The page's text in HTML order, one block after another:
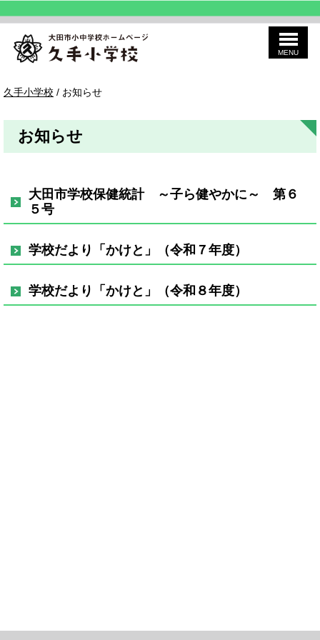
手
MENU
現
の
置：
久手小学校 / お知らせ
お知らせ
大田市学校保健統計 ～子ら健やかに～ 第６
５号
学校だより「かけと」（令和７年度）
学校だより「かけと」（令和８年度）